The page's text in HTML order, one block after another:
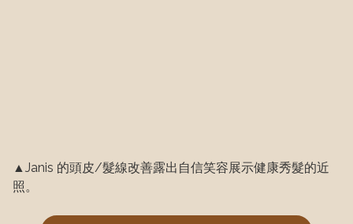
▲Janis 的頭皮/髮線改善露出自信笑容展示健康秀髮的近
照。